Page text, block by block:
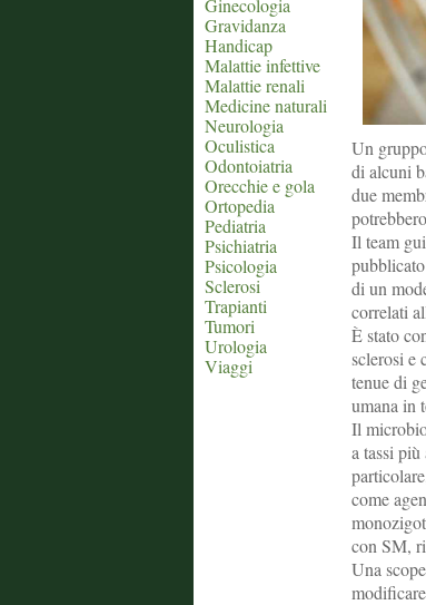
Ginecologia
Gravidanza
Handicap
Malattie infettive
Malattie renali
Medicine naturali
Neurologia
Oculistica
Odontoiatria
Orecchie e gola
Ortopedia
Pediatria
Psichiatria
Psicologia
Sclerosi
Trapianti
Tumori
Urologia
Viaggi
Un
di alcuni
due
Il team
di un
correlati
È stato
sclerosi e
tenue di
umana in
Il
a tassi
come
con SM,
Una